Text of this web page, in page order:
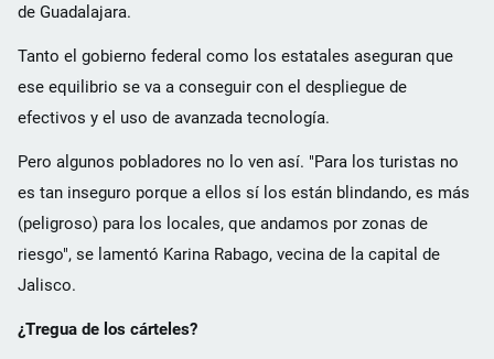
de Guadalajara.
Tanto el gobierno federal como los estatales aseguran que
ese equilibrio se va a conseguir con el despliegue de
efectivos y el uso de avanzada tecnología.
Pero algunos pobladores no lo ven así. "Para los turistas no
es tan inseguro porque a ellos sí los están blindando, es más
(peligroso) para los locales, que andamos por zonas de
riesgo", se lamentó Karina Rabago, vecina de la capital de
Jalisco.
¿Tregua de los cárteles?